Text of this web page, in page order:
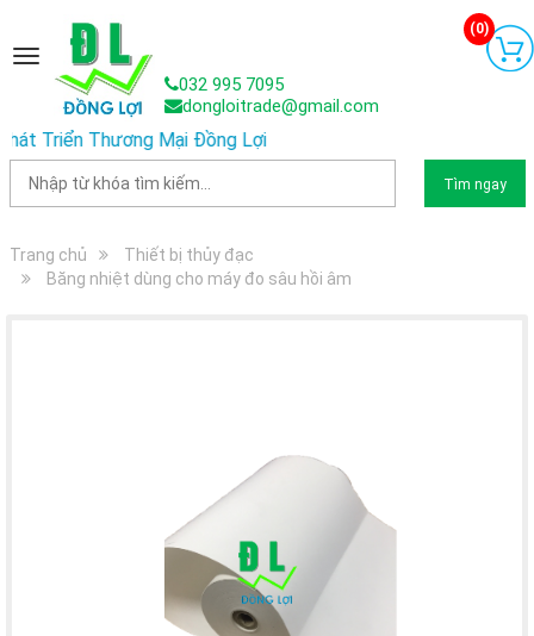
Toggle
navigation
032 995 7095
dongloitrade@gmail.com
(0)
Thương Mại Đồng Lợi
Tìm ngay
Trang chủ
Thiết bị thủy đạc
Băng nhiệt dùng cho máy đo sâu hồi âm